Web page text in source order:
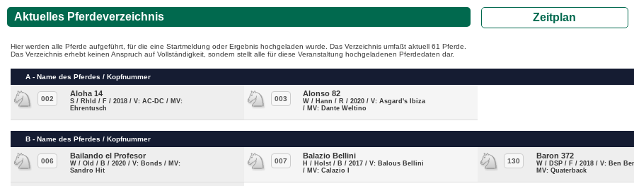
Aktuelles Pferdeverzeichnis Zeitplan
Hier werden alle Pferde aufgeführt, für die eine Startmeldung oder Ergebnis hochgeladen wurde. Das Verzeichnis umfaßt aktuell 61 Pferde.
Das Verzeichnis erhebt keinen Anspruch auf Vollständigkeit, sondern stellt alle für diese Veranstaltung hochgeladenen Pferdedaten dar.
A - Name des Pferdes / Kopfnummer
002
Aloha 14
S / Rhld / F / 2018 / V: AC-DC / MV:
Ehrentusch
003
Alonso 82
W / Hann / R / 2020 / V: Asgard's Ibiza
/ MV: Dante Weltino
B - Name des Pferdes / Kopfnummer
006
Bailando el Profesor
W / Old / B / 2020 / V: Bonds / MV:
Sandro Hit
007
Balazio Bellini
H / Holst / B / 2017 / V: Balous Bellini
/ MV: Calazio I
130
Baron 372
W / DSP / F / 2018 / V: Ben
MV: Quaterback